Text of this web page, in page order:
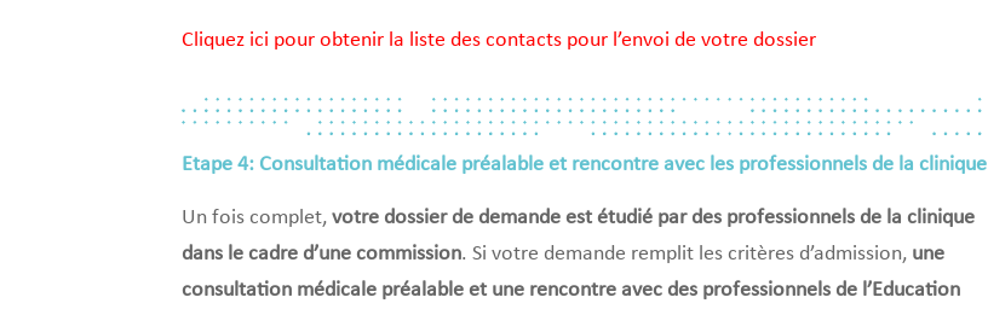
Cliquez ici pour obtenir la liste des contacts pour l’envoi de votre dossier
Etape 4: Consultation médicale préalable et rencontre avec les professionnels de la clinique
Un fois complet, votre dossier de demande est étudié par des professionnels de la clinique
dans le cadre d’une commission. Si votre demande remplit les critères d’admission, une
consultation médicale préalable et une rencontre avec des professionnels de l’Education